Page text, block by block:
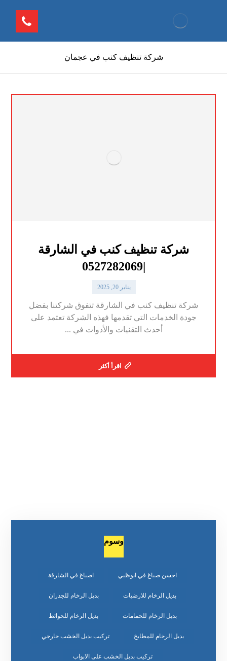
شركة تنظيف كنب في عجمان
شركة تنظيف كنب في الشارقة
|0527282069
يناير 20, 2025
شركة تنظيف كنب في الشارقة تتفوق شركتنا بفضل
جودة الخدمات التي تقدمها فهذه الشركة تعتمد على
أحدث التقنيات والأدوات في ...
اقرأ أكثر
وسوم
احسن صباغ في ابوظبي اصباغ في الشارقة
بديل الرخام للارضيات بديل الرخام للجدران
بديل الرخام للحمامات بديل الرخام للحوائط
بديل الرخام للمطابخ تركيب بديل الخشب خارجي
تركيب بديل الخشب على الابواب